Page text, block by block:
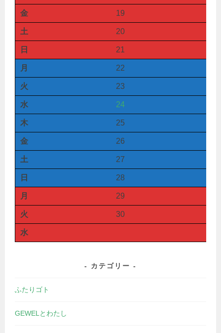
金 19
土 20
日 21
月 22
火 23
水 24
木 25
金 26
土 27
日 28
月 29
火 30
水
カテゴリー
ふたりゴト
GEWELとわたし